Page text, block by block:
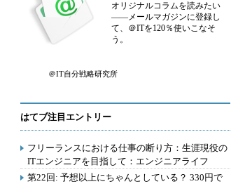
オリジナルコラムを読みたい
――メールマガジンに登録し
て、＠ITを120％使いこなそ
う。
＠IT自分戦略研究所
はてブ注目エントリー
フリーランスにおける仕事の断り方：生涯現役の
ITエンジニアを目指して：エンジニアライフ
第22回: 予想以上にちゃんとしている？ 330円で